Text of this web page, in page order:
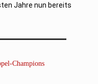
Jahre nun bereits
Champions